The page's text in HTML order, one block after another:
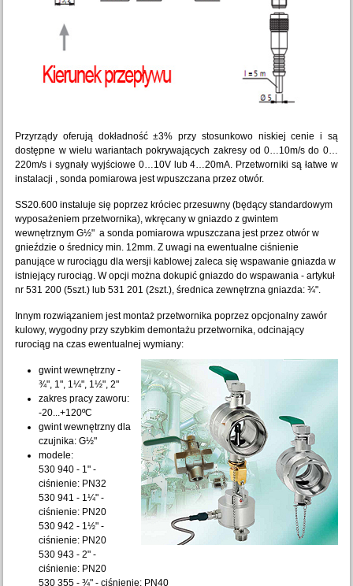
Przyrządy oferują dokładność ±3% przy stosunkowo niskiej cenie i są
dostępne w wielu wariantach pokrywających zakresy od 0…10m/s do 0…
220m/s i sygnały wyjściowe 0…10V lub 4…20mA. Przetworniki są łatwe w
instalacji , sonda pomiarowa jest wpuszczana przez otwór.
SS20.600 instaluje się poprzez króciec przesuwny (będący standardowym
wyposażeniem przetwornika), wkręcany w gniazdo z gwintem
wewnętrznym G½" a sonda pomiarowa wpuszczana jest przez otwór w
gnieździe o średnicy min. 12mm. Z uwagi na ewentualne ciśnienie
panujące w rurociągu dla wersji kablowej zaleca się wspawanie gniazda w
istniejący rurociąg. W opcji można dokupić gniazdo do wspawania - artykuł
nr 531 200 (5szt.) lub 531 201 (2szt.), średnica zewnętrzna gniazda: ¾".
Innym rozwiązaniem jest montaż przetwornika poprzez opcjonalny zawór
kulowy, wygodny przy szybkim demontażu przetwornika, odcinający
rurociąg na czas ewentualnej wymiany:
gwint wewnętrzny -
¾", 1", 1¼", 1½", 2"
zakres pracy zaworu:
-20...+120ºC
gwint wewnętrzny dla
czujnika: G½"
modele:
530 940 - 1" -
ciśnienie: PN32
530 941 - 1¼" -
ciśnienie: PN20
530 942 - 1½" -
ciśnienie: PN20
530 943 - 2" -
ciśnienie: PN20
530 355 - ¾" - ciśnienie: PN40